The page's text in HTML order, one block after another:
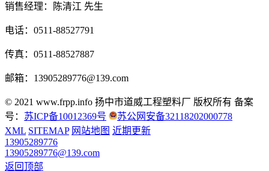
销售经理：陈清江 先生
电话：0511-88527791
传真：0511-88527887
邮箱：13905289776@139.com
© 2021 www.frpp.info 扬中市道威工程塑料厂 版权所有 备案
号： 苏ICP备10012369号
苏公网安备32118202000778
XML SITEMAP 网站地图 近期更新
13905289776
13905289776@139.com
返回顶部